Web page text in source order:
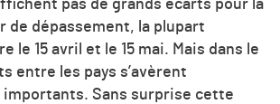
pas de grands écarts pour la
de dépassement, la plupart
le 15 avril et le 15 mai. Mais dans le
entre les pays s’avèrent
Sans surprise cette